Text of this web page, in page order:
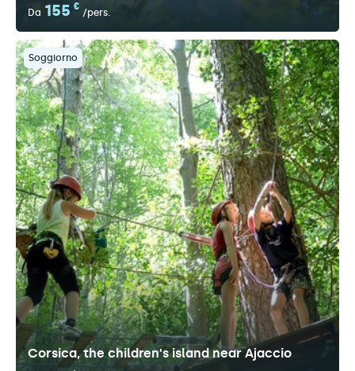
Da 155 €
/pers.
Soggiorno
Corsica, the children's island near Ajaccio